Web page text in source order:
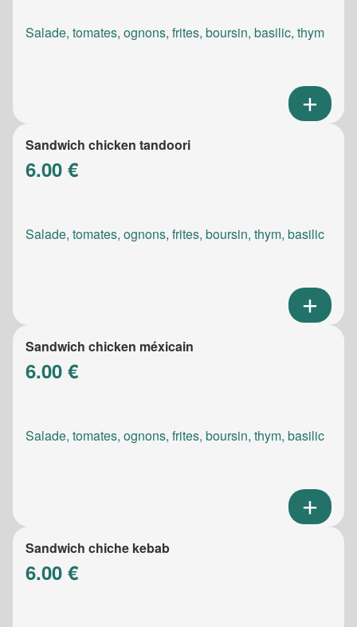
Salade, tomates, ognons, frites, boursin, basilic, thym
Sandwich chicken tandoori
6.00 €
Salade, tomates, ognons, frites, boursin, thym, basilic
Sandwich chicken méxicain
6.00 €
Salade, tomates, ognons, frites, boursin, thym, basilic
Sandwich chiche kebab
6.00 €